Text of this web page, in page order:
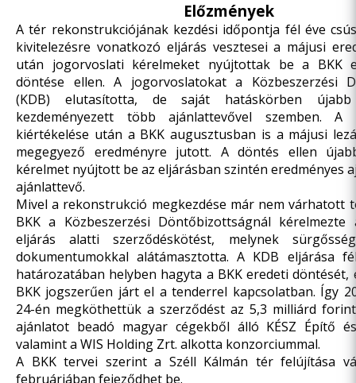
Előzmények
A tér rekonstrukciójának kezdési időpontja fél éve
kivitelezésre vonatkozó eljárás vesztesei a májusi
után jogorvoslati kérelmeket nyújtottak be a BKK
döntése ellen. A jogorvoslatokat a Közbeszerzési
(KDB) elutasította, de saját hatáskörben újabb
kezdeményezett több ajánlattevővel szemben. A
kiértékelése után a BKK augusztusban is a májusi
megegyező eredményre jutott. A döntés ellen
kérelmet nyújtott be az eljárásban szintén eredményes
ajánlattevő.
Mivel a rekonstrukció megkezdése már nem várhatott
BKK a Közbeszerzési Döntőbizottságnál
eljárás alatti szerződéskötést, melynek
dokumentumokkal alátámasztotta. A KDB eljárása
határozatában helyben hagyta a BKK eredeti döntését,
BKK jogszerűen járt el a tenderrel kapcsolatban. Így
24-én megköthettük a szerződést az 5,3 milliárd
ajánlatot beadó magyar cégekből álló KÉSZ Építő
valamint a WIS Holding Zrt. alkotta konzorciummal.
A BKK tervei szerint a Széll Kálmán tér felújítása
februárjában fejeződhet be.